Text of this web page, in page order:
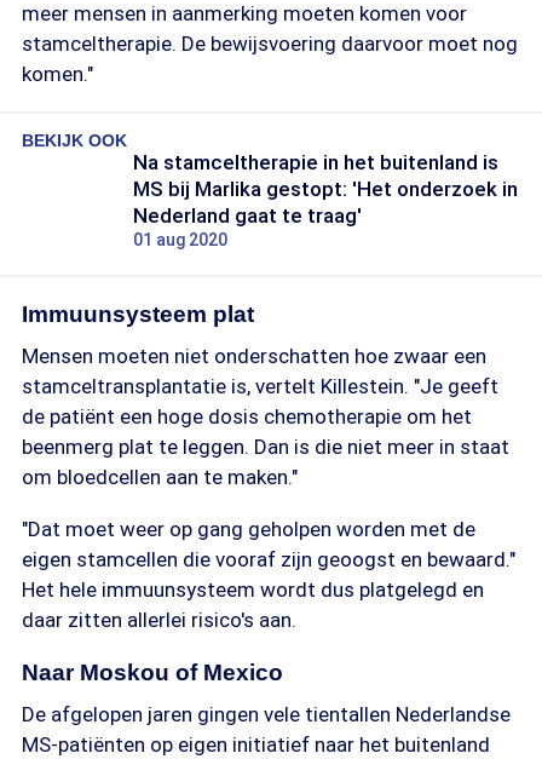
meer mensen in aanmerking moeten komen voor
stamceltherapie. De bewijsvoering daarvoor moet nog
komen."
BEKIJK OOK
Na stamceltherapie in het buitenland is
MS bij Marlika gestopt: 'Het onderzoek in
Nederland gaat te traag'
01 aug 2020
Immuunsysteem plat
Mensen moeten niet onderschatten hoe zwaar een
stamceltransplantatie is, vertelt Killestein. "Je geeft
de patiënt een hoge dosis chemotherapie om het
beenmerg plat te leggen. Dan is die niet meer in staat
om bloedcellen aan te maken."
"Dat moet weer op gang geholpen worden met de
eigen stamcellen die vooraf zijn geoogst en bewaard."
Het hele immuunsysteem wordt dus platgelegd en
daar zitten allerlei risico's aan.
Naar Moskou of Mexico
De afgelopen jaren gingen vele tientallen Nederlandse
MS-patiënten op eigen initiatief naar het buitenland